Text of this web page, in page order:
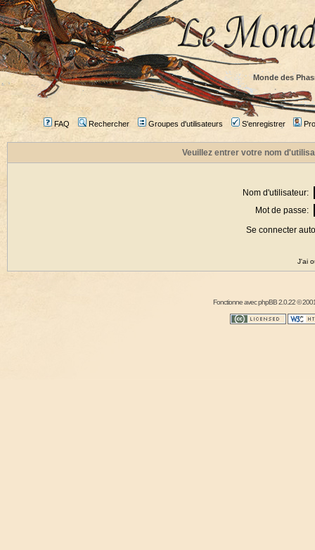
Monde des
FAQ Rechercher Groupes d'utilisateurs S'enregistrer
Veuillez entrer votre nom
Nom d'utilisateur:
Mot de passe:
Se connecter
J'ai
Fonctionne avecphpBB2.0.22 ©